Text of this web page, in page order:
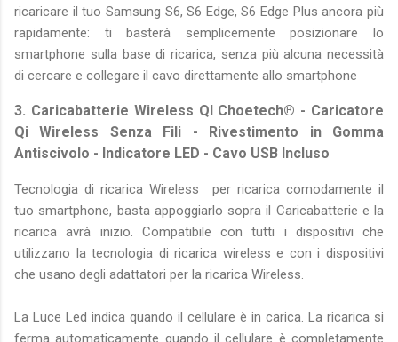
ricaricare il tuo Samsung S6, S6 Edge, S6 Edge Plus ancora più
rapidamente: ti basterà semplicemente posizionare lo
smartphone sulla base di ricarica, senza più alcuna necessità
di cercare e collegare il cavo direttamente allo smartphone
3. Caricabatterie Wireless QI Choetech® - Caricatore
Qi Wireless Senza Fili - Rivestimento in Gomma
Antiscivolo - Indicatore LED - Cavo USB Incluso
Tecnologia di ricarica Wireless per ricarica comodamente il
tuo smartphone, basta appoggiarlo sopra il Caricabatterie e la
ricarica avrà inizio. Compatibile con tutti i dispositivi che
utilizzano la tecnologia di ricarica wireless e con i dispositivi
che usano degli adattatori per la ricarica Wireless.
La Luce Led indica quando il cellulare è in carica. La ricarica si
ferma automaticamente quando il cellulare è completamente